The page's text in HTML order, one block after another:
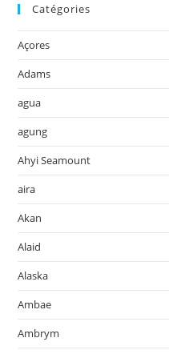
Catégories
Açores
Adams
agua
agung
Ahyi Seamount
aira
Akan
Alaid
Alaska
Ambae
Ambrym